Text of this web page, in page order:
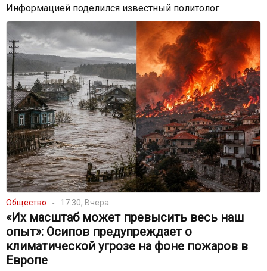
Информацией поделился известный политолог
Общество 17:30, Вчера
«Их масштаб может превысить весь наш
опыт»: Осипов предупреждает о
климатической угрозе на фоне пожаров в
Европе